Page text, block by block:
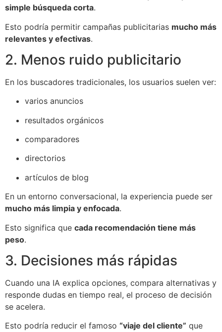
simple búsqueda corta.
Esto podría permitir campañas publicitarias mucho más
relevantes y efectivas.
2. Menos ruido publicitario
En los buscadores tradicionales, los usuarios suelen ver:
varios anuncios
resultados orgánicos
comparadores
directorios
artículos de blog
En un entorno conversacional, la experiencia puede ser
mucho más limpia y enfocada.
Esto significa que cada recomendación tiene más
peso.
3. Decisiones más rápidas
Cuando una IA explica opciones, compara alternativas y
responde dudas en tiempo real, el proceso de decisión
se acelera.
Esto podría reducir el famoso “viaje del cliente” que